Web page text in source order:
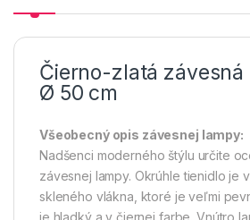
Čierno-zlatá závesná
Ø 50 cm
Všeobecný opis závesnej lampy:
Nadšenci moderného štýlu určite
závesnej lampy. Okrúhle tienidlo je
skleného vlákna, ktoré je veľmi
je hladký a v čiernej farbe. Vnútro